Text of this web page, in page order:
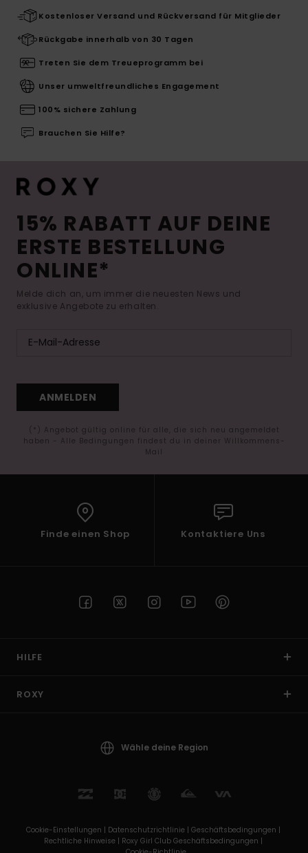
Kostenloser Versand und Rückversand für Mitglieder
Rückgabe innerhalb von 30 Tagen
Treten Sie dem Treueprogramm bei
Unser umweltfreundliches Engagement
100% sichere Zahlung
Brauchen Sie Hilfe?
15% RABATT AUF DEINE
ERSTE BESTELLUNG
ONLINE*
Melde dich an, um immer die neuesten News und
exklusive Angebote zu erhalten.
ANMELDEN
(*) Angebot gültig online für alle, die sich neu angemeldet
haben - Alle Bedingungen findest du in deiner Willkommens-
Mail
Finde einen Shop Kontaktiere Uns
HILFE
ROXY
Wähle deine Region
Cookie-Einstellungen | Datenschutzrichtlinie | Geschäftsbedingungen |
Rechtliche Hinweise | Roxy Girl Club Geschäftsbedingungen |